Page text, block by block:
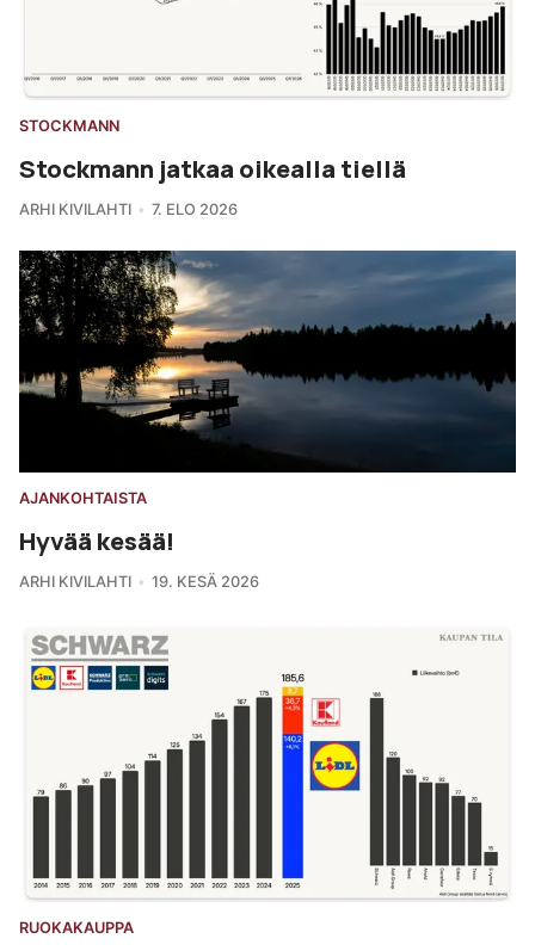
STOCKMANN
Stockmann jatkaa oikealla tiellä
ARHI KIVILAHTI 7. ELO 2026
AJANKOHTAISTA
Hyvää kesää!
ARHI KIVILAHTI 19. KESÄ 2026
RUOKAKAUPPA